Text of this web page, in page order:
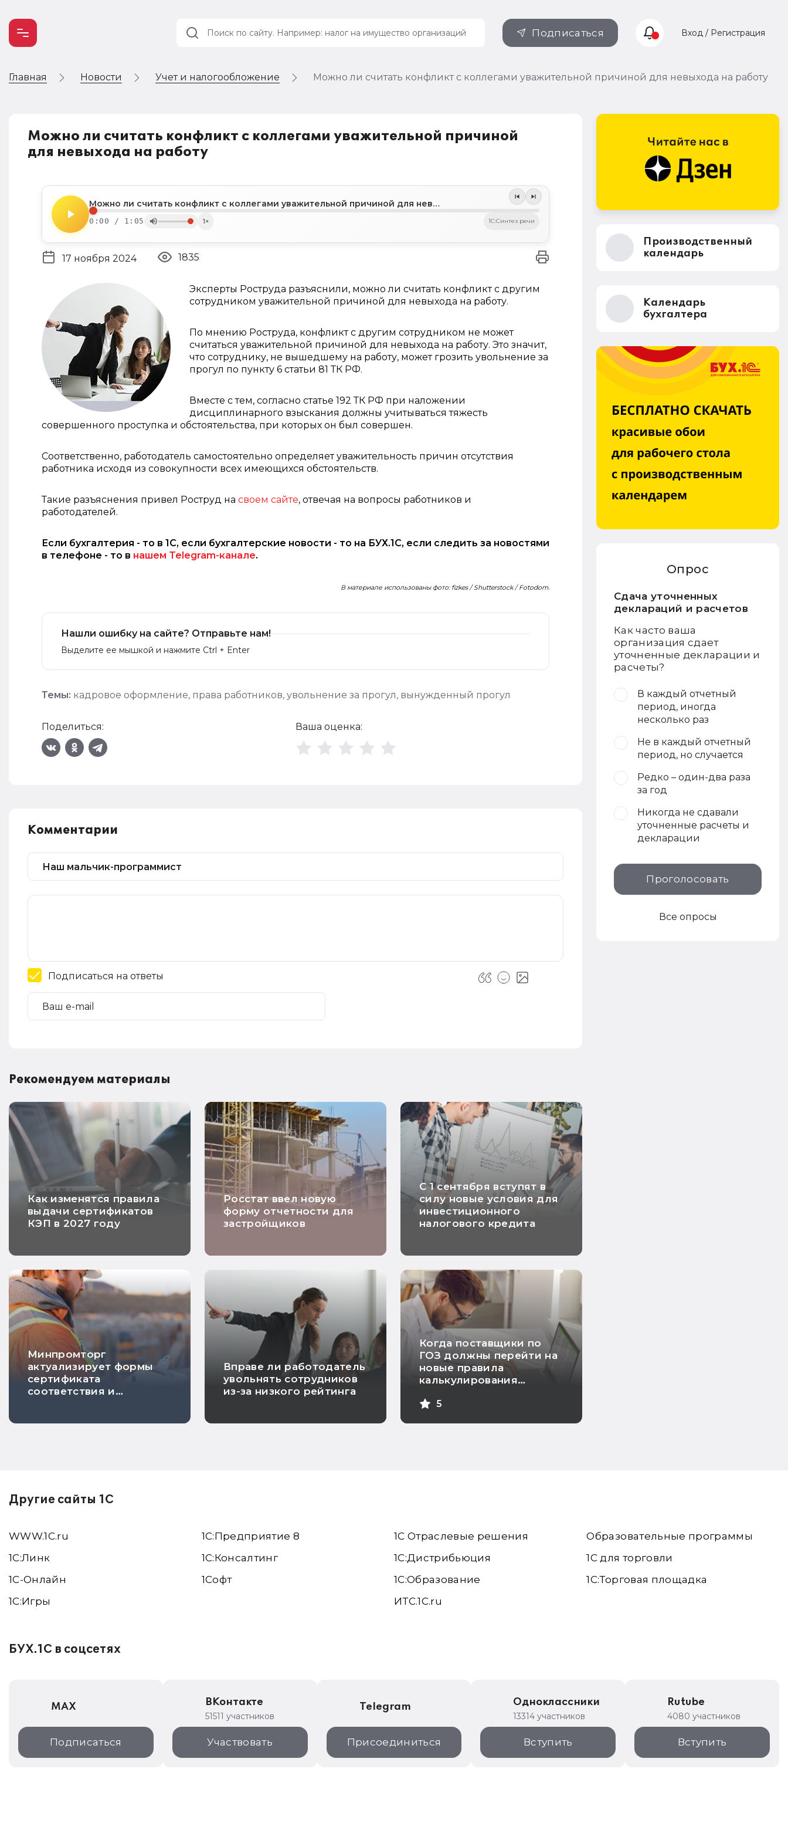
Подписаться Вход / Регистрация
Главная Новости Учет и налогообложение Можно ли считать конфликт с коллегами уважительной причиной для невыхода на работу
Можно ли считать конфликт с коллегами уважительной причиной
для невыхода на работу
Можно ли считать конфликт с коллегами уважительной причиной для невыхода на работу
0:00 / 1:05 1× 1C:Синтез речи
17 ноября 2024 1835
Эксперты Роструда разъяснили, можно ли считать конфликт с другим
сотрудником уважительной причиной для невыхода на работу.
По мнению Роструда, конфликт с другим сотрудником не может
считаться уважительной причиной для невыхода на работу. Это значит,
что сотруднику, не вышедшему на работу, может грозить увольнение за
прогул по пункту 6 статьи 81 ТК РФ.
Вместе с тем, согласно статье 192 ТК РФ при наложении
дисциплинарного взыскания должны учитываться тяжесть
совершенного проступка и обстоятельства, при которых он был совершен.
Соответственно, работодатель самостоятельно определяет уважительность причин отсутствия
работника исходя из совокупности всех имеющихся обстоятельств.
Такие разъяснения привел Роструд на своем сайте, отвечая на вопросы работников и
работодателей.
Если бухгалтерия - то в 1С, если бухгалтерские новости - то на БУХ.1С, если следить за новостями
в телефоне - то в нашем Telegram-канале.
В материале использованы фото: fizkes / Shutterstock / Fotodom.
Нашли ошибку на сайте? Отправьте нам!
Выделите ее мышкой и нажмите Ctrl + Enter
Темы: кадровое оформление, права работников, увольнение за прогул, вынужденный прогул
Поделиться: Ваша оценка:
Комментарии
Подписаться на ответы
Рекомендуем материалы
Как изменятся правила
выдачи сертификатов
КЭП в 2027 году
Росстат ввел новую
форму отчетности для
застройщиков
С 1 сентября вступят в
силу новые условия для
инвестиционного
налогового кредита
Минпромторг
актуализирует формы
сертификата
соответствия и
Вправе ли работодатель
увольнять сотрудников
из-за низкого рейтинга
Когда поставщики по
ГОЗ должны перейти на
новые правила
калькулирования
продукции
5
Производственный
календарь
Календарь
бухгалтера
Опрос
Сдача уточненных
деклараций и расчетов
Как часто ваша
организация сдает
уточненные декларации и
расчеты?
В каждый отчетный
период, иногда
несколько раз
Не в каждый отчетный
период, но случается
Редко – один-два раза
за год
Никогда не сдавали
уточненные расчеты и
декларации
Проголосовать
Все опросы
Другие сайты 1С
WWW.1С.ru
1С:Линк
1С-Онлайн
1C:Игры
1С:Предприятие 8
1С:Консалтинг
1Софт
1С Отраслевые решения
1С:Дистрибьюция
1С:Образование
ИТС.1C.ru
Образовательные программы
1С для торговли
1С:Торговая площадка
БУХ.1С в соцсетях
MAX
Подписаться
ВКонтакте
51511 участников
Участвовать
Telegram
Присоединиться
Одноклассники
13314 участников
Вступить
Rutube
4080 участников
Вступить
Учет и